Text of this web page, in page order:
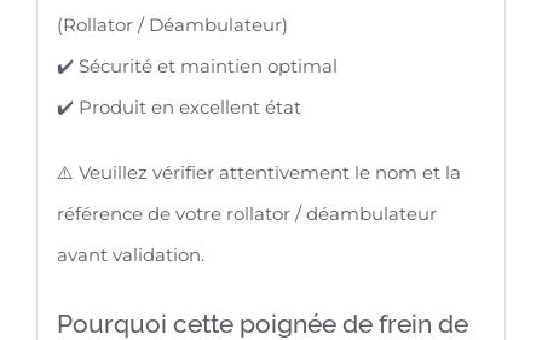
(Rollator / Déambulateur)
✔️ Sécurité et maintien optimal
✔️ Produit en excellent état
⚠️ Veuillez vérifier attentivement le nom et la
référence de votre rollator / déambulateur
avant validation.
Pourquoi cette poignée de frein de